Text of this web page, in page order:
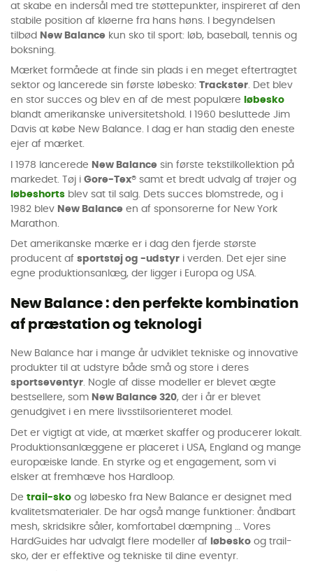
at skabe en indersål med tre støttepunkter, inspireret af den
stabile position af kløerne fra hans høns. I begyndelsen
tilbød
New Balance kun sko til sport: løb, baseball, tennis og
boksning.
Mærket formåede at finde sin plads i en meget eftertragtet
sektor og lancerede sin første løbesko: Trackster. Det blev
en stor succes og blev en af de mest populære
løbesko
blandt amerikanske universitetshold. I 1960 besluttede Jim
Davis at købe New Balance. I dag er han stadig den eneste
ejer af mærket.
I 1978 lancerede New Balance sin første tekstilkollektion på
markedet. Tøj i Gore-Tex® samt et bredt udvalg af trøjer og
løbeshorts blev sat til salg. Dets succes blomstrede, og i
1982 blev New Balance en af sponsorerne for New York
Marathon.
Det amerikanske mærke er i dag den fjerde største
producent af sportstøj og -udstyr i verden. Det ejer sine
egne produktionsanlæg, der ligger i Europa og USA.
New Balance : den perfekte kombination
af præstation og teknologi
New Balance har i mange år udviklet tekniske og innovative
produkter til at udstyre både små og store i deres
sportseventyr. Nogle af disse modeller er blevet ægte
bestsellere, som New Balance 320, der i år er blevet
genudgivet i en mere livsstilsorienteret model.
Det er vigtigt at vide, at mærket skaffer og producerer lokalt.
Produktionsanlæggene er placeret i USA, England og mange
europæiske lande. En styrke og et engagement, som vi
elsker at fremhæve hos Hardloop.
De trail-sko og løbesko fra New Balance er designet med
kvalitetsmaterialer. De har også mange funktioner: åndbart
mesh, skridsikre såler, komfortabel dæmpning … Vores
HardGuides har udvalgt flere modeller af løbesko og trail-
sko, der er effektive og tekniske til dine eventyr.